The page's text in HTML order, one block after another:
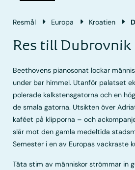
Resmål Europa Kroatien
Res till Dubrovnik
Beethovens pianosonat lockar
under bar himmel. Utanför palatset
polerade kalkstensgatorna och en
de smala gatorna. Utsikten över
kaféet på klipporna – och
slår mot den gamla medeltida
Semester i en av Europas vackraste
Täta stim av människor strömmar in